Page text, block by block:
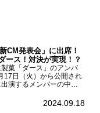
CM発表会」に出席！
ース！対決が実現！？
菓「ダース」のアンバ
17日（火）から公開され
演するメンバーの中か
都内にて開催された
2024.09.18